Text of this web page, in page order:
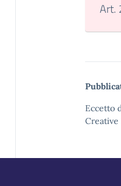
Art.
Eccetto